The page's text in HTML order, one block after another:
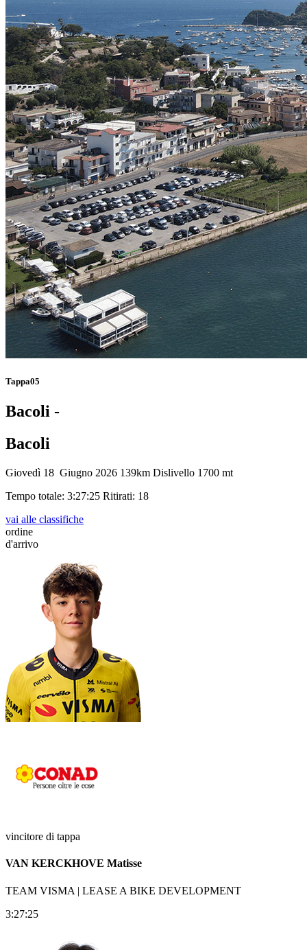
Tappa05
Bacoli -
Bacoli
Giovedì 18 Giugno 2026 139km Dislivello 1700 mt
Tempo totale: 3:27:25 Ritirati: 18
vai alle classifiche
ordine
d'arrivo
vincitore di tappa
VAN KERCKHOVE Matisse
TEAM VISMA | LEASE A BIKE DEVELOPMENT
3:27:25